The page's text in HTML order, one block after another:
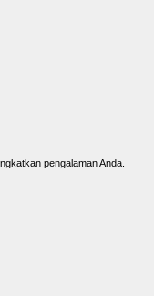
pengalaman Anda.